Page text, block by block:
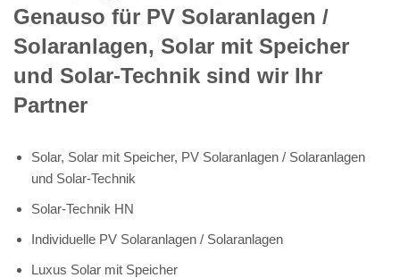
Genauso für PV Solaranlagen /
Solaranlagen, Solar mit Speicher
und Solar-Technik sind wir Ihr
Partner
Solar, Solar mit Speicher, PV Solaranlagen / Solaranlagen
und Solar-Technik
Solar-Technik HN
Individuelle PV Solaranlagen / Solaranlagen
Luxus Solar mit Speicher